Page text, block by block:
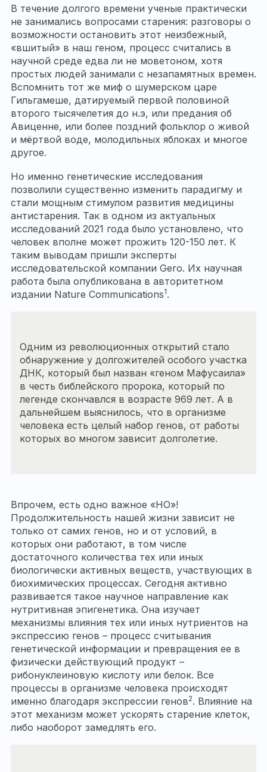
В течение долгого времени ученые практически
не занимались вопросами старения: разговоры о
возможности остановить этот неизбежный,
«вшитый» в наш геном, процесс считались в
научной среде едва ли не моветоном, хотя
простых людей занимали с незапамятных времен.
Вспомнить тот же миф о шумерском царе
Гильгамеше, датируемый первой половиной
второго тысячелетия до н.э, или предания об
Авиценне, или более поздний фольклор о живой
и мёртвой воде, молодильных яблоках и многое
другое.
Но именно генетические исследования
позволили существенно изменить парадигму и
стали мощным стимулом развития медицины
антистарения. Так в одном из актуальных
исследований 2021 года было установлено, что
человек вполне может прожить 120-150 лет. К
таким выводам пришли эксперты
исследовательской компании Gero. Их научная
работа была опубликована в авторитетном
издании Nature Communications1.
Одним из революционных открытий стало
обнаружение у долгожителей особого участка
ДНК, который был назван «геном Мафусаила»
в честь библейского пророка, который по
легенде скончавлся в возрасте 969 лет. А в
дальнейшем выяснилось, что в организме
человека есть целый набор генов, от работы
которых во многом зависит долголетие.
Впрочем, есть одно важное «НО»!
Продолжительность нашей жизни зависит не
только от самих генов, но и от условий, в
которых они работают, в том числе
достаточного количества тех или иных
биологически активных веществ, участвующих в
биохимических процессах. Сегодня активно
развивается такое научное направление как
нутритивная эпигенетика. Она изучает
механизмы влияния тех или иных нутриентов на
экспрессию генов – процесс считывания
генетической информации и превращения ее в
физически действующий продукт –
рибонуклеиновую кислоту или белок. Все
процессы в организме человека происходят
именно благодаря экспрессии генов2. Влияние на
этот механизм может ускорять старение клеток,
либо наоборот замедлять его.